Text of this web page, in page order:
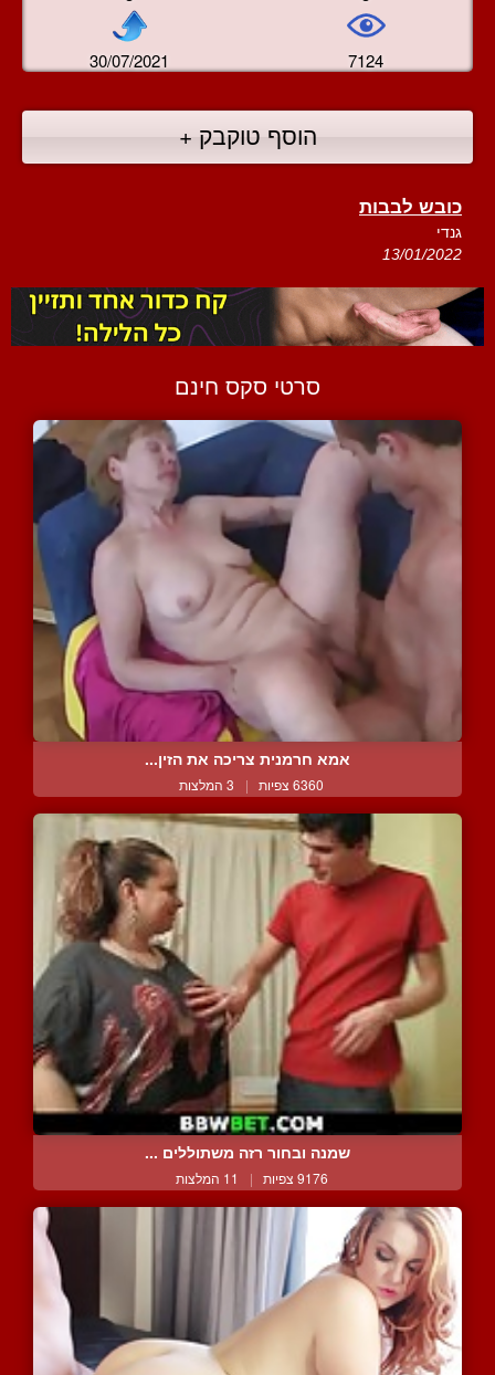
30/07/2021 7124
הוסף טוקבק +
כובש לבבות
גנדי
13/01/2022
סרטי סקס חינם
אמא חרמנית צריכה את הזין...
6360 צפיות | 3 המלצות
שמנה ובחור רזה משתוללים ...
9176 צפיות | 11 המלצות